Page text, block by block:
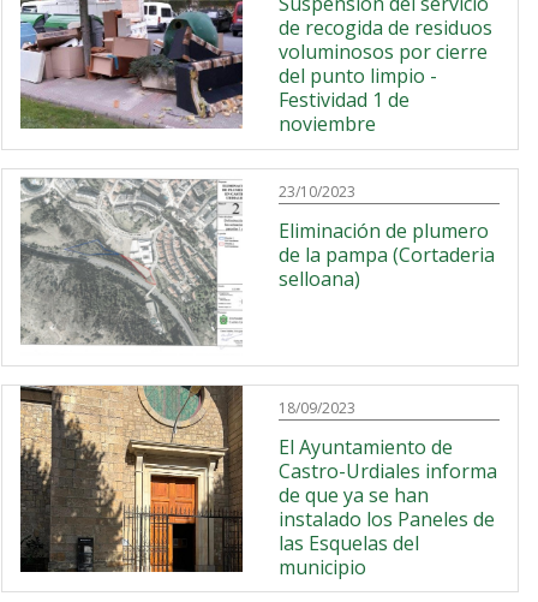
de recogida de residuos
voluminosos por cierre
del punto limpio -
Festividad 1 de
noviembre
23/10/2023
Eliminación de plumero
de la pampa (Cortaderia
selloana)
18/09/2023
El Ayuntamiento de
Castro-Urdiales informa
de que ya se han
instalado los Paneles de
las Esquelas del
municipio